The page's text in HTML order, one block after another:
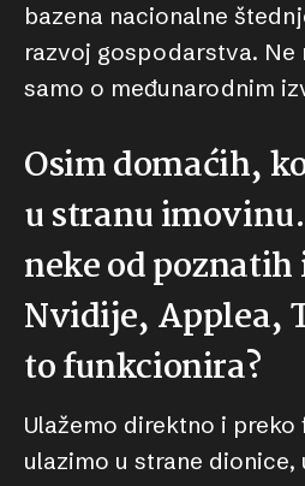
bazena nacionalne
razvoj gospodarstva. Ne
samo o međunarodnim
Osim domaćih,
u stranu
neke od
Nvidije, Applea,
to funkcionira?
Ulažemo direktno i preko
ulazimo u strane dionice,